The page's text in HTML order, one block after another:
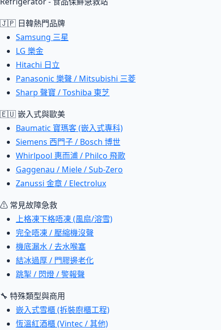
🇯🇵 日韓熱門品牌
Samsung 三星
LG 樂金
Hitachi 日立
Panasonic 樂聲 / Mitsubishi 三菱
Sharp 聲寶 / Toshiba 東芝
🇪🇺 嵌入式與歐美
Baumatic 寶瑪客 (嵌入式專科)
Siemens 西門子 / Bosch 博世
Whirlpool 惠而浦 / Philco 飛歌
Gaggenau / Miele / Sub-Zero
Zanussi 金章 / Electrolux
⚠ 常見故障急救
上格凍下格唔凍 (風扇/溶雪)
完全唔凍 / 壓縮機沒聲
機底漏水 / 去水喉塞
結冰過厚 / 門膠邊老化
跳掣 / 閃燈 / 警報聲
🔧 特殊類型與商用
嵌入式雪櫃 (拆裝廚櫃工程)
恆溫紅酒櫃 (Vintec / 其他)